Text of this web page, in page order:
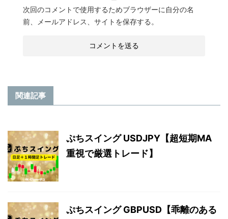
次回のコメントで使用するためブラウザーに自分の名
前、メールアドレス、サイトを保存する。
関連記事
ぷちスイング USDJPY【超短期MA
重視で厳選トレード】
ぷちスイング GBPUSD【乖離のある